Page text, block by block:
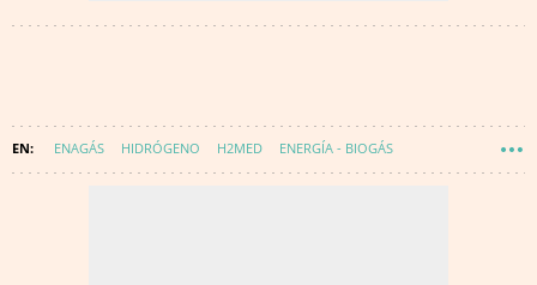
ENAGÁS HIDRÓGENO H2MED ENERGÍA - BIOGÁS